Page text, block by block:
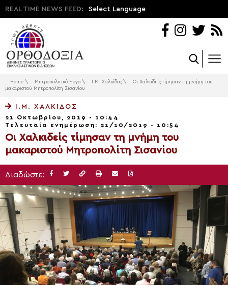
REAL TIME NEWS FEED: Select Language
Home \ Μητροπολιτικό Έργο \ Ι.Μ. Χαλκίδος \
Οι Χαλκιδείς τίμησαν τη μνήμη του
μακαριστού Μητροπολίτη Σισανίου
Ι.Μ. ΧΑΛΚΊΔΟΣ
21 Οκτωβρίου, 2019 - 10:44
Τελευταία ενημέρωση: 21/10/2019 - 10:54
Οι Χαλκιδείς τίμησαν τη μνήμη του
μακαριστού Μητροπολίτη Σισανίου
Διαδώστε: